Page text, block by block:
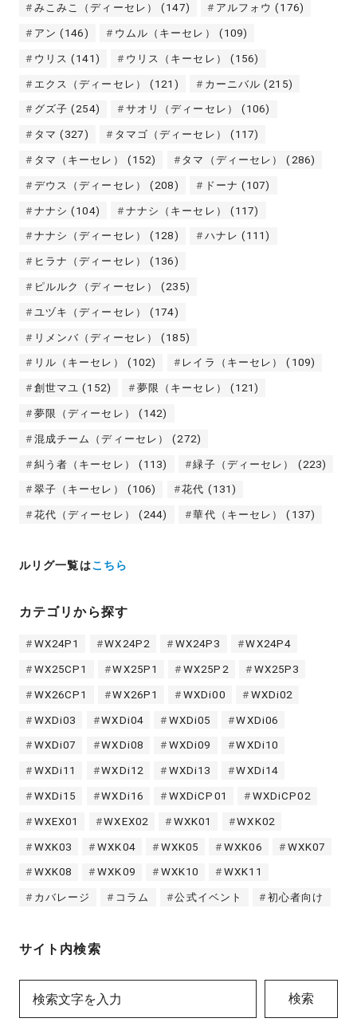
みこみこ（ディーセレ） (147) アルフォウ (176)
アン (146) ウムル（キーセレ） (109)
ウリス (141) ウリス（キーセレ） (156)
エクス（ディーセレ） (121) カーニバル (215)
グズ子 (254) サオリ（ディーセレ） (106)
タマ (327) タマゴ（ディーセレ） (117)
タマ（キーセレ） (152) タマ（ディーセレ） (286)
デウス（ディーセレ） (208) ドーナ (107)
ナナシ (104) ナナシ（キーセレ） (117)
ナナシ（ディーセレ） (128) ハナレ (111)
ヒラナ（ディーセレ） (136)
ピルルク（ディーセレ） (235)
ユヅキ（ディーセレ） (174)
リメンバ（ディーセレ） (185)
リル（キーセレ） (102) レイラ（キーセレ） (109)
創世マユ (152) 夢限（キーセレ） (121)
夢限（ディーセレ） (142)
混成チーム（ディーセレ） (272)
糾う者（キーセレ） (113) 緑子（ディーセレ） (223)
翠子（キーセレ） (106) 花代 (131)
花代（ディーセレ） (244) 華代（キーセレ） (137)
ルリグ一覧はこちら
カテゴリから探す
WX24P1 WX24P2 WX24P3 WX24P4
WX25CP1 WX25P1 WX25P2 WX25P3
WX26CP1 WX26P1 WXDi00 WXDi02
WXDi03 WXDi04 WXDi05 WXDi06
WXDi07 WXDi08 WXDi09 WXDi10
WXDi11 WXDi12 WXDi13 WXDi14
WXDi15 WXDi16 WXDiCP01 WXDiCP02
WXEX01 WXEX02 WXK01 WXK02
WXK03 WXK04 WXK05 WXK06 WXK07
WXK08 WXK09 WXK10 WXK11
カバレージ コラム 公式イベント 初心者向け
サイト内検索
検索